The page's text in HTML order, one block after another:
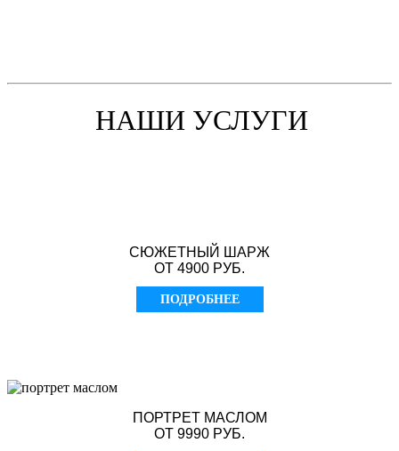
НАШИ УСЛУГИ
СЮЖЕТНЫЙ ШАРЖ
ОТ 4900 РУБ.
ПОДРОБНЕЕ
ПОРТРЕТ МАСЛОМ
ОТ 9990 РУБ.